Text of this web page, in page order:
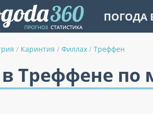
ПОГОДА
/ Каринтия / Филлах / Треффен
Треффене по